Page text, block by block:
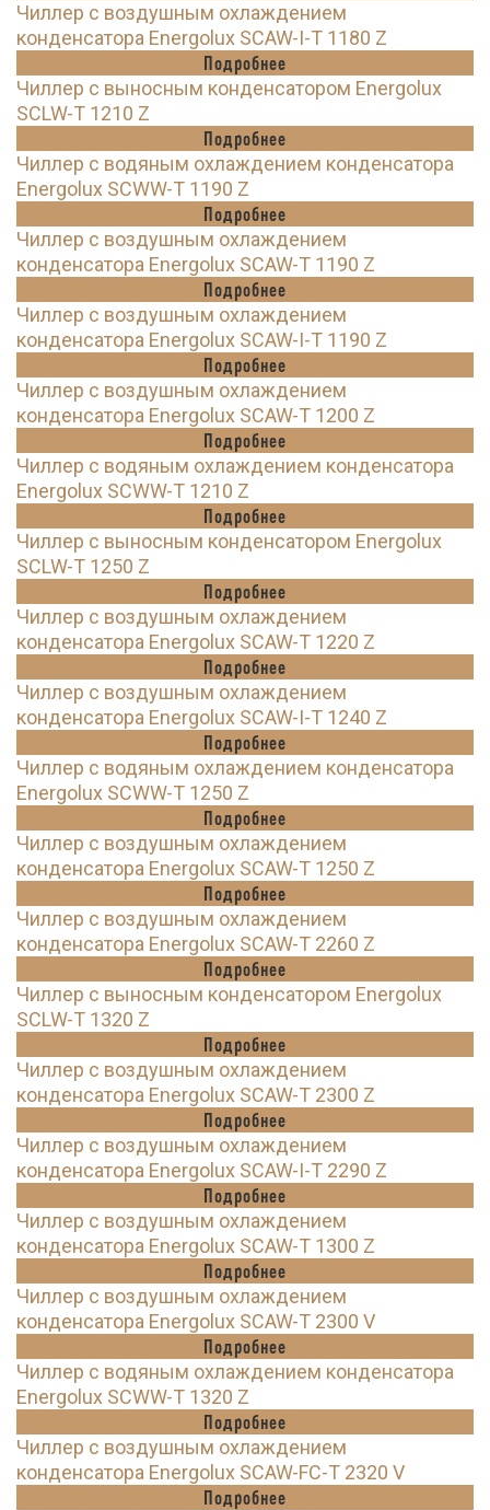
Чиллер с воздушным охлаждением
конденсатора Energolux SCAW-I-T 1180 Z
Подробнее
Чиллер с выносным конденсатором Energolux
SCLW-T 1210 Z
Подробнее
Чиллер с водяным охлаждением конденсатора
Energolux SCWW-T 1190 Z
Подробнее
Чиллер с воздушным охлаждением
конденсатора Energolux SCAW-T 1190 Z
Подробнее
Чиллер с воздушным охлаждением
конденсатора Energolux SCAW-I-T 1190 Z
Подробнее
Чиллер с воздушным охлаждением
конденсатора Energolux SCAW-T 1200 Z
Подробнее
Чиллер с водяным охлаждением конденсатора
Energolux SCWW-T 1210 Z
Подробнее
Чиллер с выносным конденсатором Energolux
SCLW-T 1250 Z
Подробнее
Чиллер с воздушным охлаждением
конденсатора Energolux SCAW-T 1220 Z
Подробнее
Чиллер с воздушным охлаждением
конденсатора Energolux SCAW-I-T 1240 Z
Подробнее
Чиллер с водяным охлаждением конденсатора
Energolux SCWW-T 1250 Z
Подробнее
Чиллер с воздушным охлаждением
конденсатора Energolux SCAW-T 1250 Z
Подробнее
Чиллер с воздушным охлаждением
конденсатора Energolux SCAW-T 2260 Z
Подробнее
Чиллер с выносным конденсатором Energolux
SCLW-T 1320 Z
Подробнее
Чиллер с воздушным охлаждением
конденсатора Energolux SCAW-T 2300 Z
Подробнее
Чиллер с воздушным охлаждением
конденсатора Energolux SCAW-I-T 2290 Z
Подробнее
Чиллер с воздушным охлаждением
конденсатора Energolux SCAW-T 1300 Z
Подробнее
Чиллер с воздушным охлаждением
конденсатора Energolux SCAW-T 2300 V
Подробнее
Чиллер с водяным охлаждением конденсатора
Energolux SCWW-T 1320 Z
Подробнее
Чиллер с воздушным охлаждением
конденсатора Energolux SCAW-FC-T 2320 V
Подробнее